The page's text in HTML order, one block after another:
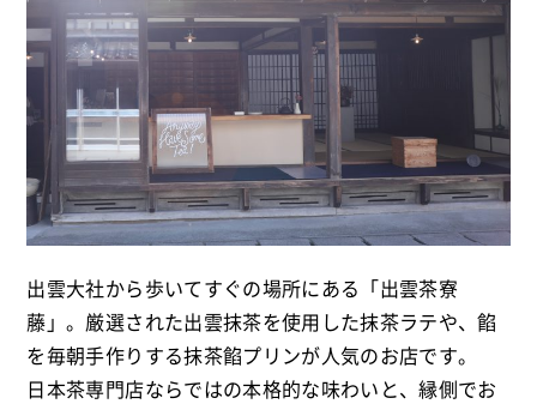
出雲大社から歩いてすぐの場所にある「出雲茶寮
藤」。厳選された出雲抹茶を使用した抹茶ラテや、餡
を毎朝手作りする抹茶餡プリンが人気のお店です。
日本茶専門店ならではの本格的な味わいと、縁側でお